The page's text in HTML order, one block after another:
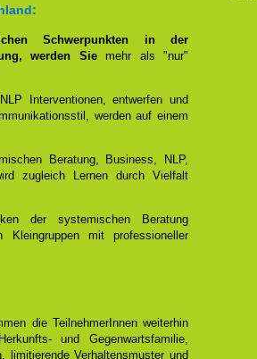
Schwerpunkten in der
werden Siemehr als "nur"
Interventionen, entwerfen und
werden auf einem
Beratung, Business, NLP,
zugleich Lernen durch Vielfalt
der systemischen Beratung
mit professioneller
die TeilnehmerInnen weiterhin
und Gegenwartsfamilie,
limitierende Verhaltensmuster und